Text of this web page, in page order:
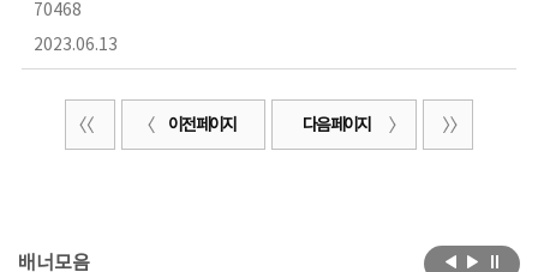
70468
2023.06.13
이전 페이지 다음 페이지
배너모음